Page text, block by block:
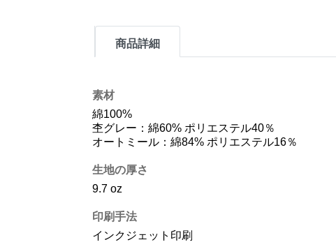
商品詳細
素材
綿100%
杢グレー：綿60% ポリエステル40％
オートミール：綿84% ポリエステル16％
生地の厚さ
9.7 oz
印刷手法
インクジェット印刷